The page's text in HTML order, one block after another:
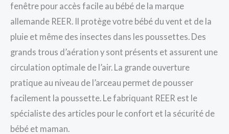
fenêtre pour accès facile au bébé de la marque
allemande REER. Il protège votre bébé du vent et de la
pluie et même des insectes dans les poussettes. Des
grands trous d’aération y sont présents et assurent une
circulation optimale de l’air. La grande ouverture
pratique au niveau de l’arceau permet de pousser
facilement la poussette. Le fabriquant REER est le
spécialiste des articles pour le confort et la sécurité de
bébé et maman.